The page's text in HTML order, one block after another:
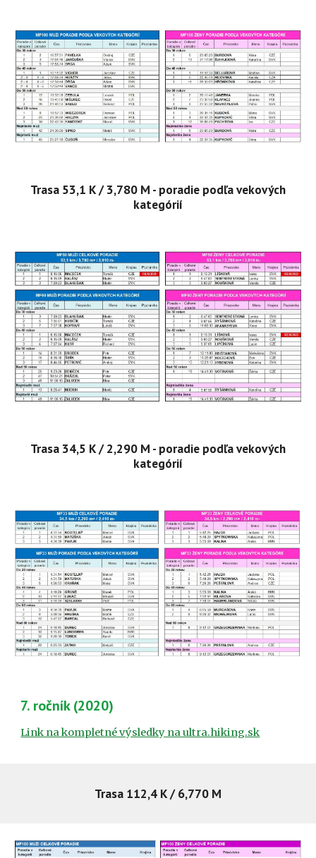
Trasa 53,1 K / 3,780 M - poradie podľa vekových
kategórií
Trasa 34,5 K / 2,290 M - poradie podľa vekových
kategórií
7. ročník (2020)
Link na kompletné výsledky na ultra.hiking.sk
Trasa 112,4 K / 6,770 M